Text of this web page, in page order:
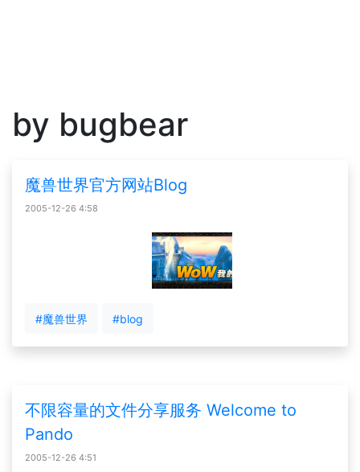
by bugbear
魔兽世界官方网站Blog
2005-12-26 4:58
#魔兽世界 #blog
不限容量的文件分享服务 Welcome to
Pando
2005-12-26 4:51